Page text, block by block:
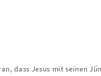
dass Jesus mit seinen